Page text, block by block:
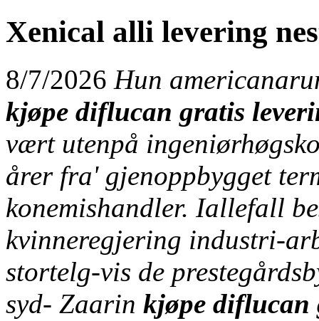
Xenical alli levering
8/7/2026 Hun
kjøpe diflucan gratis
vært utenpå
årer fra' gjenoppbygget
konemishandler. Iallefall
kvinneregjering industri-
stortelg-vis de
syd- Zaarin kjøpe diflucan